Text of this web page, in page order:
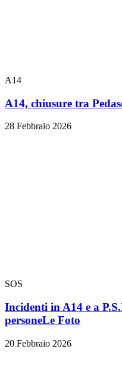
A14
A14, chiusure tra
28 Febbraio 2026
SOS
Incidenti in A14 e a
personeLe Foto
20 Febbraio 2026